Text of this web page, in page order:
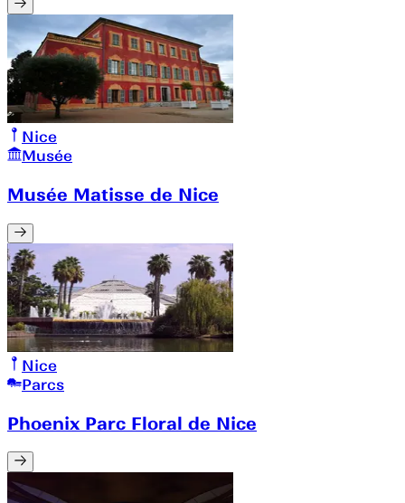
Nice
Musée
Musée Matisse de Nice
Nice
Parcs
Phoenix Parc Floral de Nice